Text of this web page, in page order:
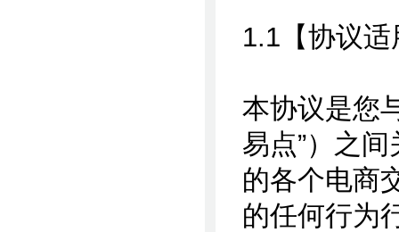
1.1【协议
本协议是您
易点”）之
的各个电商
的任何行为